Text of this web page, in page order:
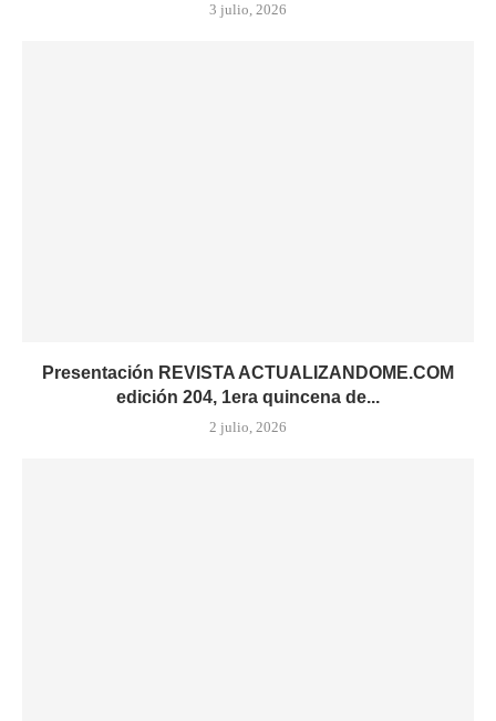
3 julio, 2026
Presentación REVISTA ACTUALIZANDOME.COM
edición 204, 1era quincena de...
2 julio, 2026